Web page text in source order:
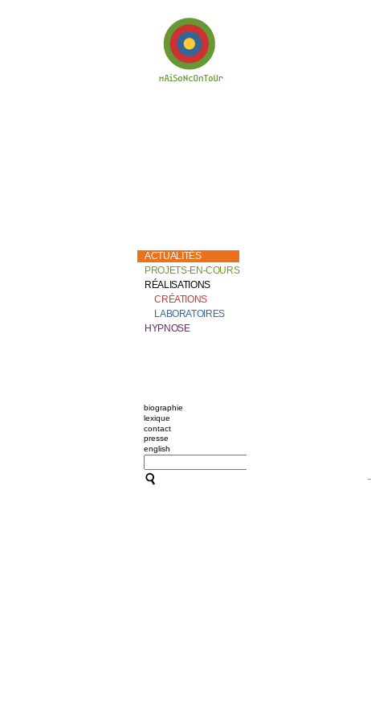
ACTUALITÉS
PROJETS-EN-COURS
RÉALISATIONS
CRÉATIONS
LABORATOIRES
HYPNOSE
biographie
lexique
contact
presse
english